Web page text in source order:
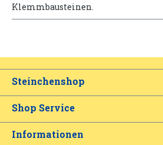
Klemmbausteinen.
Steinchenshop
Shop Service
Informationen